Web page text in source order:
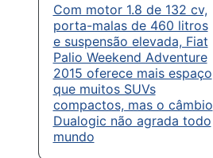
Com motor 1.8 de 132 cv,
porta-malas de 460 litros
e suspensão elevada, Fiat
Palio Weekend Adventure
2015 oferece mais espaço
que muitos SUVs
compactos, mas o câmbio
Dualogic não agrada todo
mundo